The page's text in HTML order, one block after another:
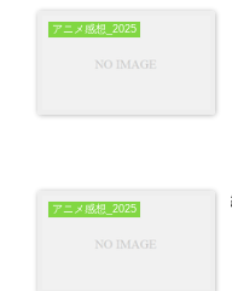
アニメ感想_2025
アニメ感想_2025